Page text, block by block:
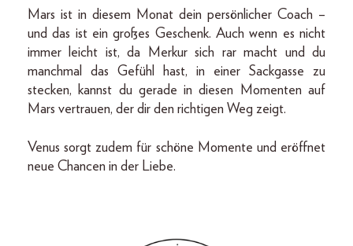
Mars ist in diesem Monat dein persönlicher Coach –
und das ist ein großes Geschenk. Auch wenn es nicht
immer leicht ist, da Merkur sich rar macht und du
manchmal das Gefühl hast, in einer Sackgasse zu
stecken, kannst du gerade in diesen Momenten auf
Mars vertrauen, der dir den richtigen Weg zeigt.
Venus sorgt zudem für schöne Momente und eröffnet
neue Chancen in der Liebe.